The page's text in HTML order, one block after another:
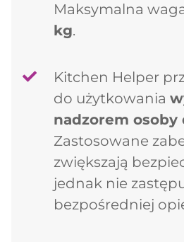
Maksymalna
kg.
Kitchen Helper
do użytkowania
nadzorem osoby
Zastosowane
zwiększają
jednak nie
bezpośredniej